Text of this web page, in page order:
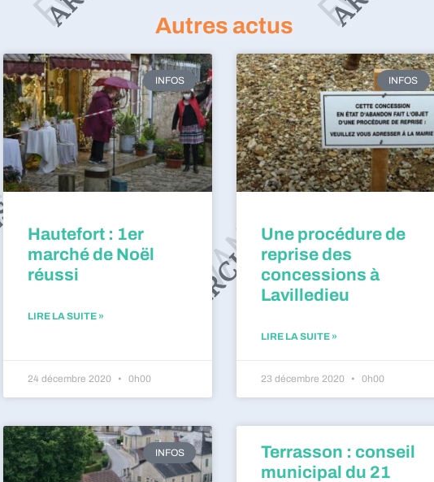
Autres actus
INFOS
Hautefort : 1er
marché de Noël
réussi
LIRE LA SUITE »
24 décembre 2020 0h00
INFOS
Une procédure de
reprise des
concessions à
Lavilledieu
LIRE LA SUITE »
23 décembre 2020 0h00
INFOS
Terrasson : conseil
municipal du 21